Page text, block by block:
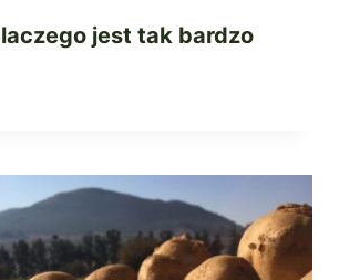
jest tak bardzo